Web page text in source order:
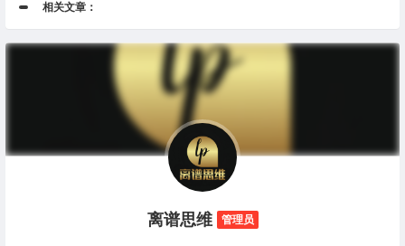
相关文章：
离谱思维 管理员